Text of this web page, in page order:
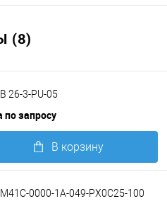
(8)
26-3-PU-05
по запросу
В корзину
M41C-0000-1A-049-PX0C25-100